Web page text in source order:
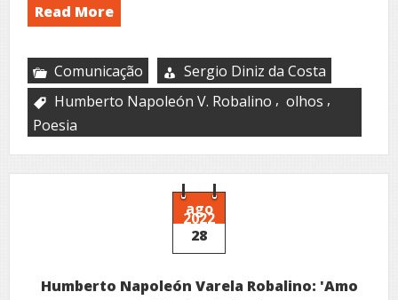
Read More
Comunicação
Sergio Diniz da Costa
Humberto Napoleón V. Robalino , olhos ,
Poesia
ago
2022
28
Humberto Napoleón Varela Robalino: 'Amo